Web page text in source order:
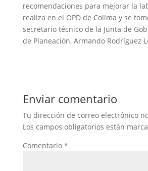
recomendaciones para mejorar la
realiza en el OPD de Colima y se
secretario técnico de la Junta de
de Planeación, Armando Rodríguez
Enviar comentario
Tu dirección de correo electrónico
Los campos obligatorios están
Comentario *